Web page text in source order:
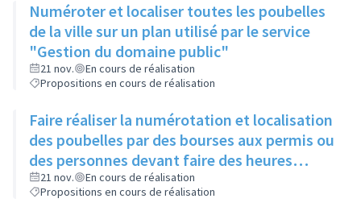
Numéroter et localiser toutes les poubelles
de la ville sur un plan utilisé par le service
"Gestion du domaine public"
21 nov.
En cours de réalisation
Propositions en cours de réalisation
Faire réaliser la numérotation et localisation
des poubelles par des bourses aux permis ou
des personnes devant faire des heures
d'intérêt général pour dégradation de
mobilier urbain
21 nov.
En cours de réalisation
Propositions en cours de réalisation